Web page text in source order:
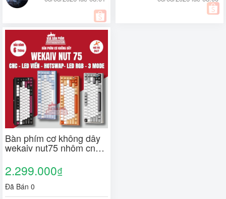
Bàn phím cơ không dây
wekaiv nut75 nhôm cnc
polling rate 8k ,kết nối
via,mạch xuôi , hotswap,
led rgb
2.299.000₫
Đã Bán 0